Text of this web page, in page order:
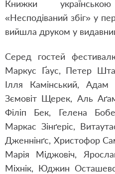
Книжки
«Несподіваний збіг» у
вийшла друком у
Серед гостей
Маркус Ґаус, Петер
Ілля Камінський,
Зємовіт Щерек, Аль
Філіп Бек, Гелена
Маркac Зінґеріc,
Дженнінґс, Христофор
Марія Міджовіч,
Міхнік, Юджин